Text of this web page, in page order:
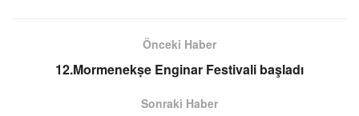
Önceki Haber
12.Mormenekṣe Enginar Festivali başladı
Sonraki Haber